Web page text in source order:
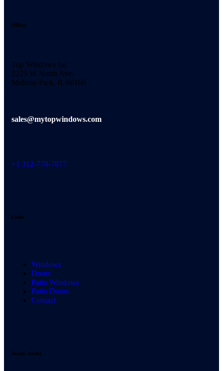
Office
Top Windows Inc
2225 W North Ave.
Melrose Park, IL 60160
sales@mytopwindows.com
+1 312-778-7877
Links
Windows
Doors
Patio Windows
Patio Doors
Contact
Social media